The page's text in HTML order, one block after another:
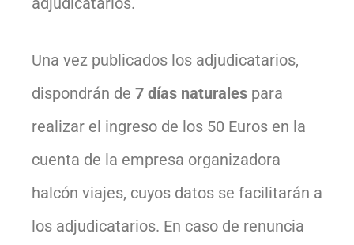
Una vez publicados los adjudicatarios,
dispondrán de 7 días naturales para
realizar el ingreso de los 50 Euros en la
cuenta de la empresa organizadora
halcón viajes, cuyos datos se facilitarán a
los adjudicatarios. En caso de renuncia